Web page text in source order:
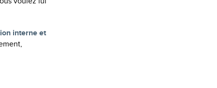
interne et